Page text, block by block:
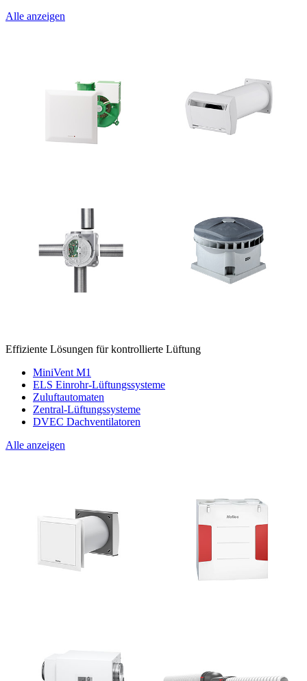
Alle anzeigen
Effiziente Lösungen für kontrollierte Lüftung
MiniVent M1
ELS Einrohr-Lüftungssysteme
Zuluftautomaten
Zentral-Lüftungssysteme
DVEC Dachventilatoren
Alle anzeigen